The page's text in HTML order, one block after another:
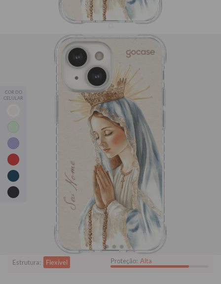
Seu Nome
COR DO
CELULAR
Capinha para celular Mãe Maria - Aquarela
46% OFF
💖 Proteção, qualidade e estampas que combinam com você!
Leve 2, Pague 1— adicione 2 capinhas ao carrinho e o
desconto é automático.
*Exceto modelos Silicone, Fascino e JOVI Y29.
iPhone Samsung Motorola Xiaomi
iPhone 13 Mini
Quer checar se está comprando o modelo certo?
Clique aqui!
Tem dúvidas sobre as capas?
Estrutura: Flexível Proteção: Alta